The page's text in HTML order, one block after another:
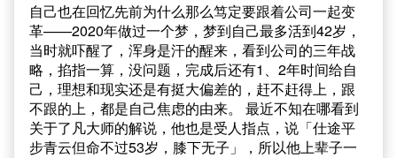
自己也在回忆先前为什么那么笃定要跟着公司一起变
革——2020年做过一个梦，梦到自己最多活到42岁，
当时就吓醒了，浑身是汗的醒来，看到公司的三年战
略，掐指一算，没问题，完成后还有1、2年时间给自
己，理想和现实还是有挺大偏差的，赶不赶得上，跟
不跟的上，都是自己焦虑的由来。 最近不知在哪看到
关于了凡大师的解说，他也是受人指点，说「仕途平
步青云但命不过53岁，膝下无子」，所以他上辈子一